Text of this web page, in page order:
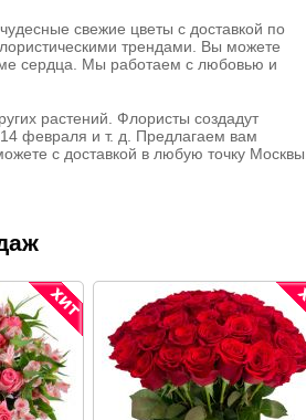
свежие цветы с доставкой по
трендами. Вы можете
сердца. Мы работаем с любовью и
растений. Флористы создадут
февраля и т. д. Предлагаем вам
с доставкой в любую точку Москвы.